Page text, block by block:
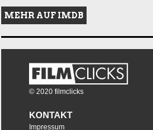
MEHR AUF IMDB
© 2020 filmclicks
KONTAKT
Impressum